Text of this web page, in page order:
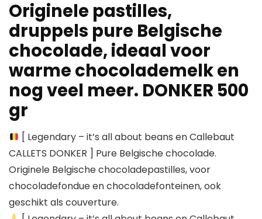
Originele pastilles,
druppels pure Belgische
chocolade, ideaal voor
warme chocolademelk en
nog veel meer. DONKER 500
gr
[ Legendary – it’s all about beans en Callebaut
CALLETS DONKER ] Pure Belgische chocolade.
Originele Belgische chocoladepastilles, voor
chocoladefondue en chocoladefonteinen, ook
geschikt als couverture.